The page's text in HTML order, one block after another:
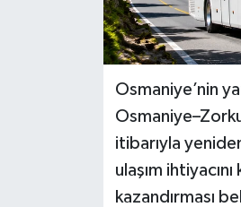
Osmaniye’nin
itibarıyla
ulaşım
kazandırması